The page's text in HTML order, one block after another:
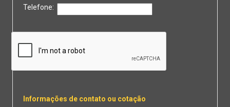
Telefone:
Informações de contato ou cotação